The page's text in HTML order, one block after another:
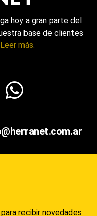
hoy a gran parte del
base de clientes
Leer más.
recibir novedades